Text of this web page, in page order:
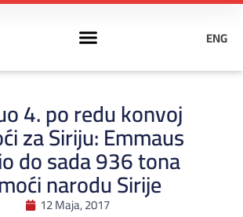
ENG
4. po redu konvoj
za Siriju: Emmaus
do sada 936 tona
narodu Sirije
12 Maja, 2017